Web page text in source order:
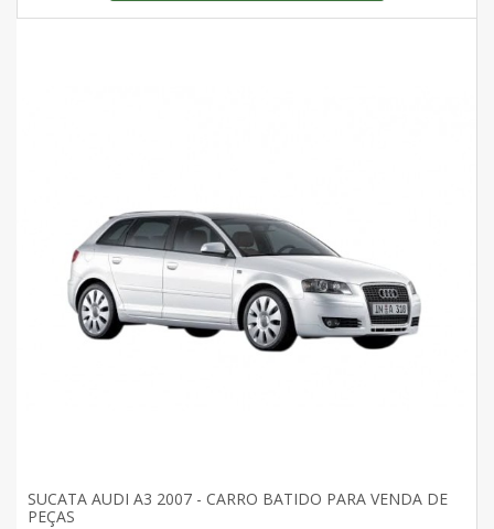
SUCATA AUDI A3 2007 - CARRO BATIDO PARA VENDA DE
PEÇAS